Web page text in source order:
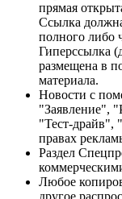
прямая
Ссылка
полного либо
Гиперссылка
размещена в
материала.
Новости с
"Заявление",
"Тест-драйв",
правах
Раздел
Любое
другое